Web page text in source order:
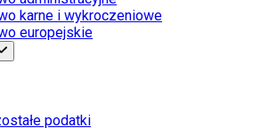
karne i wykroczeniowe
europejskie
podatki